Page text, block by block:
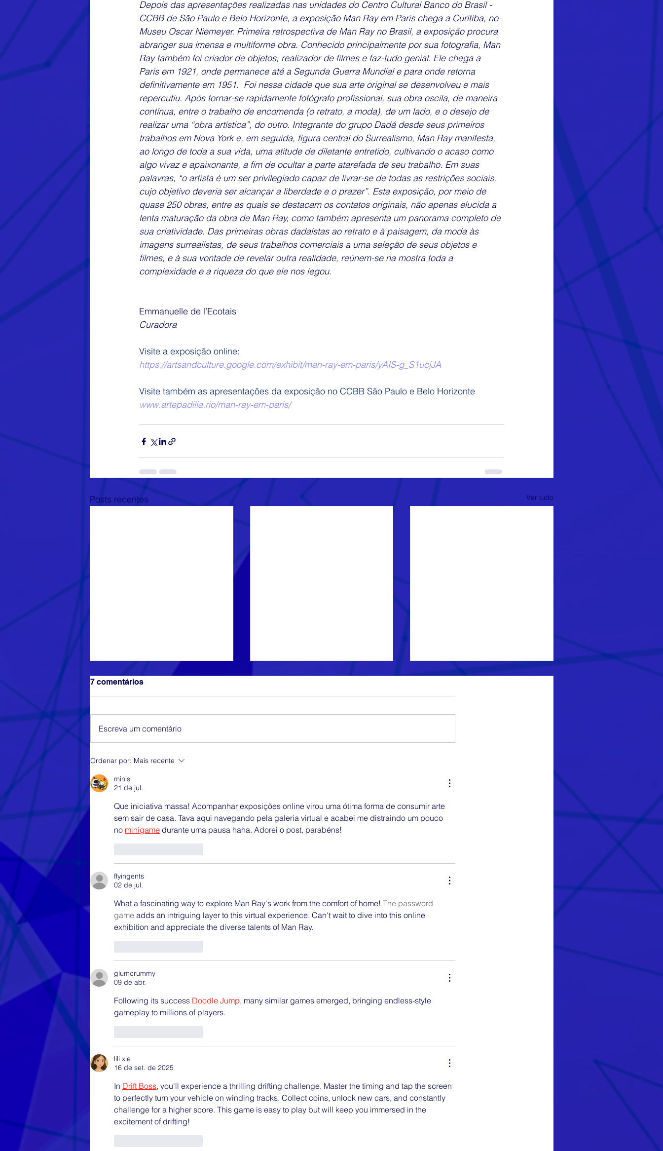
Depois das apresentações realizadas nas unidades do Centro Cultural Banco do Brasil -
CCBB de São Paulo e Belo Horizonte, a exposição Man Ray em Paris chega a Curitiba, no
Museu Oscar Niemeyer. Primeira retrospectiva de Man Ray no Brasil, a exposição procura
abranger sua imensa e multiforme obra. Conhecido principalmente por sua fotografia, Man
Ray também foi criador de objetos, realizador de filmes e faz-tudo genial. Ele chega a
Paris em 1921, onde permanece até a Segunda Guerra Mundial e para onde retorna
definitivamente em 1951.  Foi nessa cidade que sua arte original se desenvolveu e mais
repercutiu. Após tornar-se rapidamente fotógrafo profissional, sua obra oscila, de maneira
contínua, entre o trabalho de encomenda (o retrato, a moda), de um lado, e o desejo de
realizar uma “obra artística”, do outro. Integrante do grupo Dadá desde seus primeiros
trabalhos em Nova York e, em seguida, figura central do Surrealismo, Man Ray manifesta,
ao longo de toda a sua vida, uma atitude de diletante entretido, cultivando o acaso como
algo vivaz e apaixonante, a fim de ocultar a parte atarefada de seu trabalho. Em suas
palavras, “o artista é um ser privilegiado capaz de livrar-se de todas as restrições sociais,
cujo objetivo deveria ser alcançar a liberdade e o prazer”. Esta exposição, por meio de
quase 250 obras, entre as quais se destacam os contatos originais, não apenas elucida a
lenta maturação da obra de Man Ray, como também apresenta um panorama completo de
sua criatividade. Das primeiras obras dadaístas ao retrato e à paisagem, da moda às
imagens surrealistas, de seus trabalhos comerciais a uma seleção de seus objetos e
filmes, e à sua vontade de revelar outra realidade, reúnem-se na mostra toda a
complexidade e a riqueza do que ele nos legou.
Emmanuelle de l’Ecotais
Curadora
Visite a exposição online:
https://artsandculture.google.com/exhibit/man-ray-em-paris/yAIS-g_S1ucjJA
Visite também as apresentações da exposição no CCBB São Paulo e Belo Horizonte
www.artepadilla.rio/man-ray-em-paris/
Posts recentes Ver tudo
Capítulo sobre Toolkits
7 comentários
Escreva um comentário
Ordenar por: Mais recente
minis
21 de jul.
Que iniciativa massa! Acompanhar exposições online virou uma ótima forma de consumir arte
sem sair de casa. Tava aqui navegando pela galeria virtual e acabei me distraindo um pouco
no minigame durante uma pausa haha. Adorei o post, parabéns!
flyingents
02 de jul.
What a fascinating way to explore Man Ray's work from the comfort of home! The password
game adds an intriguing layer to this virtual experience. Can't wait to dive into this online
exhibition and appreciate the diverse talents of Man Ray.
glumcrummy
09 de abr.
Following its success Doodle Jump, many similar games emerged, bringing endless-style
gameplay to millions of players.
lili xie
16 de set. de 2025
In Drift Boss, you'll experience a thrilling drifting challenge. Master the timing and tap the screen
to perfectly turn your vehicle on winding tracks. Collect coins, unlock new cars, and constantly
challenge for a higher score. This game is easy to play but will keep you immersed in the
excitement of drifting!